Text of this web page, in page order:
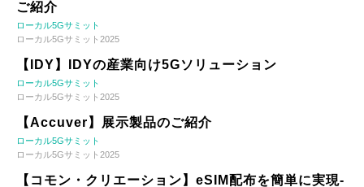
ご紹介
ローカル5Gサミット
ローカル5Gサミット2025
【IDY】IDYの産業向け5Gソリューション
ローカル5Gサミット
ローカル5Gサミット2025
【Accuver】展示製品のご紹介
ローカル5Gサミット
ローカル5Gサミット2025
【コモン・クリエーション】eSIM配布を簡単に実現-